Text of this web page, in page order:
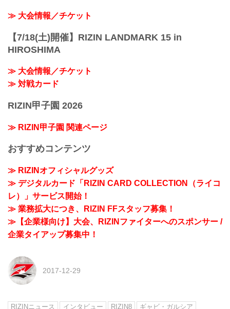
≫ 大会情報／チケット
【7/18(土)開催】RIZIN LANDMARK 15 in
HIROSHIMA
≫ 大会情報／チケット
≫ 対戦カード
RIZIN甲子園 2026
≫ RIZIN甲子園 関連ページ
おすすめコンテンツ
≫ RIZINオフィシャルグッズ
≫ デジタルカード「RIZIN CARD COLLECTION（ライコ
レ）」サービス開始！
≫ 業務拡大につき、RIZIN FFスタッフ募集！
≫【企業様向け】大会、RIZINファイターへのスポンサー /
企業タイアップ募集中！
2017-12-29
RIZINニュース インタビュー RIZIN8 ギャビ・ガルシア